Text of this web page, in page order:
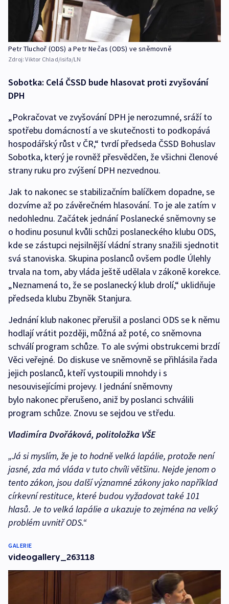
Petr Tluchoř (ODS) a Petr Nečas (ODS) ve sněmovně
Zdroj:Viktor Chlad/isifa/LN
Sobotka: Celá ČSSD bude hlasovat proti zvyšování
DPH
„Pokračovat ve zvyšování DPH je nerozumné, sráží to
spotřebu domácností a ve skutečnosti to podkopává
hospodářský růst v ČR,“ tvrdí předseda ČSSD Bohuslav
Sobotka, který je rovněž přesvědčen, že všichni členové
strany ruku pro zvýšení DPH nezvednou.
Jak to nakonec se stabilizačním balíčkem dopadne, se
dozvíme až po závěrečném hlasování. To je ale zatím v
nedohlednu. Začátek jednání Poslanecké sněmovny se
o hodinu posunul kvůli schůzi poslaneckého klubu ODS,
kde se zástupci nejsilnější vládní strany snažili sjednotit
svá stanoviska. Skupina poslanců ovšem podle Úlehly
trvala na tom, aby vláda ještě udělala v zákoně korekce.
„Neznamená to, že se poslanecký klub drolí,“ uklidňuje
předseda klubu Zbyněk Stanjura.
Jednání klub nakonec přerušil a poslanci ODS se k němu
hodlají vrátit později, můžná až poté, co sněmovna
schválí program schůze. To ale svými obstrukcemi brzdí
Věci veřejné. Do diskuse ve sněmovně se přihlásila řada
jejich poslanců, kteří vystoupili mnohdy i s
nesouvisejícími projevy. I jednání sněmovny
bylo nakonec přerušeno, aniž by poslanci schválili
program schůze. Znovu se sejdou ve středu.
Vladimíra Dvořáková, politoložka VŠE
„Já si myslím, že je to hodně velká lapálie, protože není
jasné, zda má vláda v tuto chvíli většinu. Nejde jenom o
tento zákon, jsou další významné zákony jako například
církevní restituce, které budou vyžadovat také 101
hlasů. Je to velká lapálie a ukazuje to zejména na velký
problém uvnitř ODS.“
GALERIE
videogallery_263118